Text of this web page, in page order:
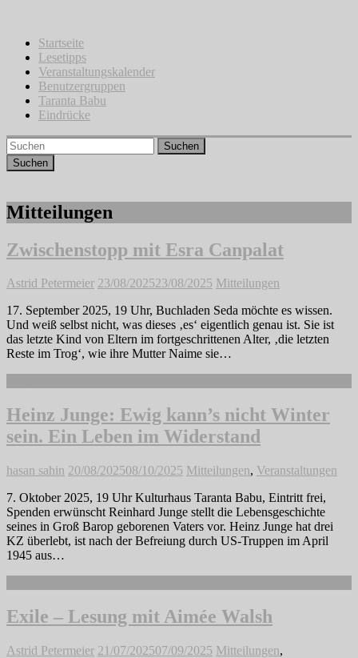
springenStartseite
Lesetipps
Veranstaltungskalender
Benutzergruppen
Taranta Babu
Eindrücke
Suchen
Mitteilungen
Zwischenstopp mit Esra Canpalat
Astrid Petermeier 23/08/202523/08/2025 Mitteilungen
17. September 2025, 19 Uhr, Buchladen Seda möchte es wissen.
Und weiß selbst nicht, was dieses ‚es‘ eigentlich genau ist. Sie ist
das letzte Kind von Eltern im fortgeschrittenen Alter, ‚die letzten
Reste im Trog‘, wie ihre Mutter Naime sie…
Heinz Junge: Ewig kann’s nicht Winter
sein. Ein Leben im Widerstand
hasan sahin 20/08/202508/10/2025 Mitteilungen, Veranstaltungen
7. Oktober 2025, 19 Uhr Kulturhaus Taranta Babu, Eintritt frei,
Spenden erwünscht Reinhard Junge stellt die Lebensgeschichte
seines in Groß Barop geborenen Vaters vor. Heinz Junge hat drei
KZ überlebt, ist nach der Befreiung durch US-Truppen im April
1945 aus…
Exile – Lesung mit Aimée Walsh
Astrid Petermeier 21/07/202507/09/2025 Mitteilungen,